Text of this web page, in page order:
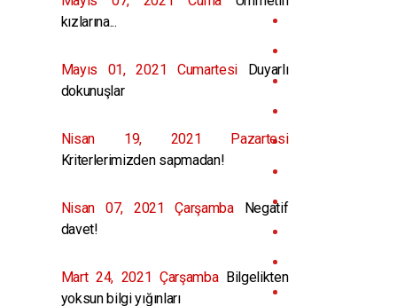
kızlarına...
Mayıs 01, 2021 Cumartesi Duyarlı
dokunuşlar
Nisan 19, 2021 Pazartesi
Kriterlerimizden sapmadan!
Nisan 07, 2021 ÇarşambaNegatif
davet!
Mart 24, 2021 ÇarşambaBilgelikten
yoksun bilgi yığınları